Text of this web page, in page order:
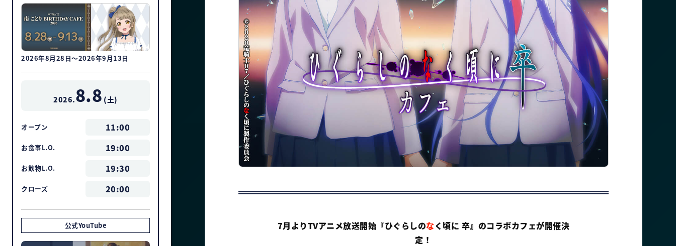
2026年8月28日～2026年9月13日
2026.8.8 (土)
オープン 11:00
お食事L.O. 19:00
お飲物L.O. 19:30
クローズ 20:00
公式YouTube 7月よりTVアニメ放送開始『ひぐらしのなく頃に 卒』のコラボカフェが開催決
定！